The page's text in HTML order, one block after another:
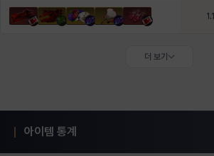
1.1
더 보기
아이템 통계